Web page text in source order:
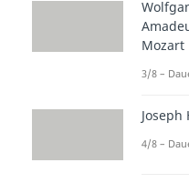
Bonn
Wien
Mozart
3/8 –
Joseph
4/8 –